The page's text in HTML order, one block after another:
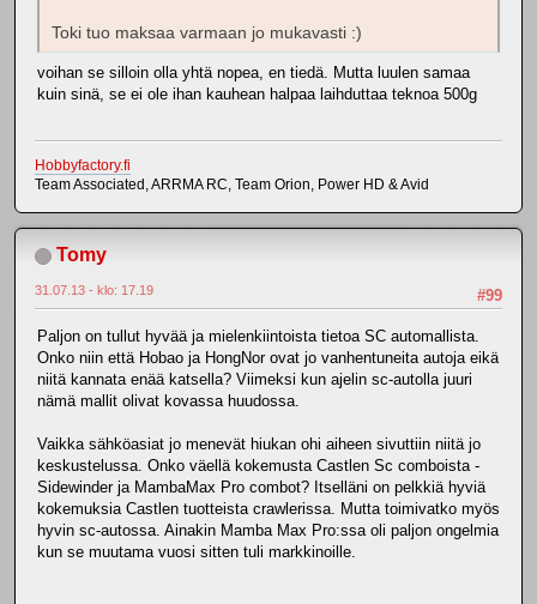
Toki tuo maksaa varmaan jo mukavasti :)
voihan se silloin olla yhtä nopea, en tiedä. Mutta luulen samaa
kuin sinä, se ei ole ihan kauhean halpaa laihduttaa teknoa 500g
Hobbyfactory.fi
Team Associated, ARRMA RC, Team Orion, Power HD & Avid
Tomy
#99
31.07.13 - klo: 17.19
Paljon on tullut hyvää ja mielenkiintoista tietoa SC automallista.
Onko niin että Hobao ja HongNor ovat jo vanhentuneita autoja eikä
niitä kannata enää katsella? Viimeksi kun ajelin sc-autolla juuri
nämä mallit olivat kovassa huudossa.
Vaikka sähköasiat jo menevät hiukan ohi aiheen sivuttiin niitä jo
keskustelussa. Onko väellä kokemusta Castlen Sc comboista -
Sidewinder ja MambaMax Pro combot? Itselläni on pelkkiä hyviä
kokemuksia Castlen tuotteista crawlerissa. Mutta toimivatko myös
hyvin sc-autossa. Ainakin Mamba Max Pro:ssa oli paljon ongelmia
kun se muutama vuosi sitten tuli markkinoille.